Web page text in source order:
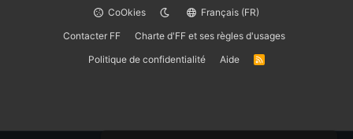
CoOkies
Français (FR)
Contacter FF
Charte d'FF et ses règles d'usages
Politique de confidentialité
Aide
R